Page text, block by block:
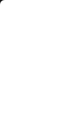
We